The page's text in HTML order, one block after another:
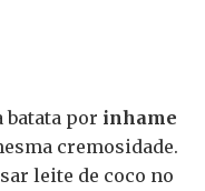
batata por inhame
cremosidade.
leite de coco no